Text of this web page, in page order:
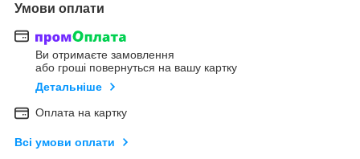
Умови оплати
Ви отримаєте замовлення
або гроші повернуться на вашу картку
Детальніше
Оплата на картку
Всі умови оплати